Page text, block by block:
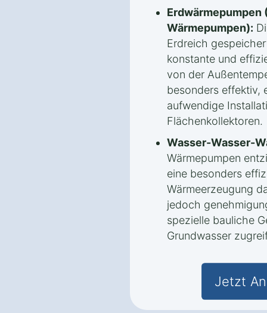
Erdwärmepumpen
Wärmepumpen):
Erdreich
konstante und
von der
besonders effektiv,
aufwendige
Flächenkollektoren.
Wasser-Wasser-
Wärmepumpen
eine besonders
Wärmeerzeugung
jedoch
spezielle bauliche
Grundwasser
Jetzt